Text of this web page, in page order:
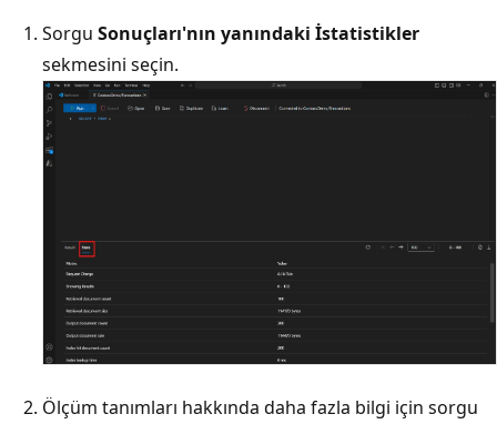
Sorgu Sonuçları'nın yanındaki İstatistikler
sekmesini seçin.
Ölçüm tanımları hakkında daha fazla bilgi için sorgu